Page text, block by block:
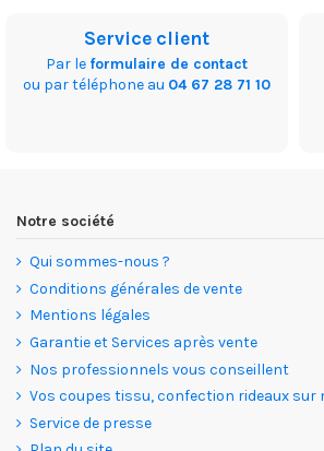
Service client
Par le formulaire de contact
ou par téléphone au 04 67 28 71 10
Notre société
Qui sommes-nous ?
Conditions générales de vente
Mentions légales
Garantie et Services après vente
Nos professionnels vous conseillent
Vos coupes tissu, confection rideaux sur
Service de presse